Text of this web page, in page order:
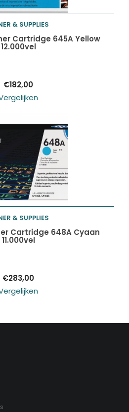
aan
& SUPPLIES
Cartridge 645A Yellow
12.000vel
€182,00
aan
& SUPPLIES
Cartridge 648A Cyaan
11.000vel
€283,00